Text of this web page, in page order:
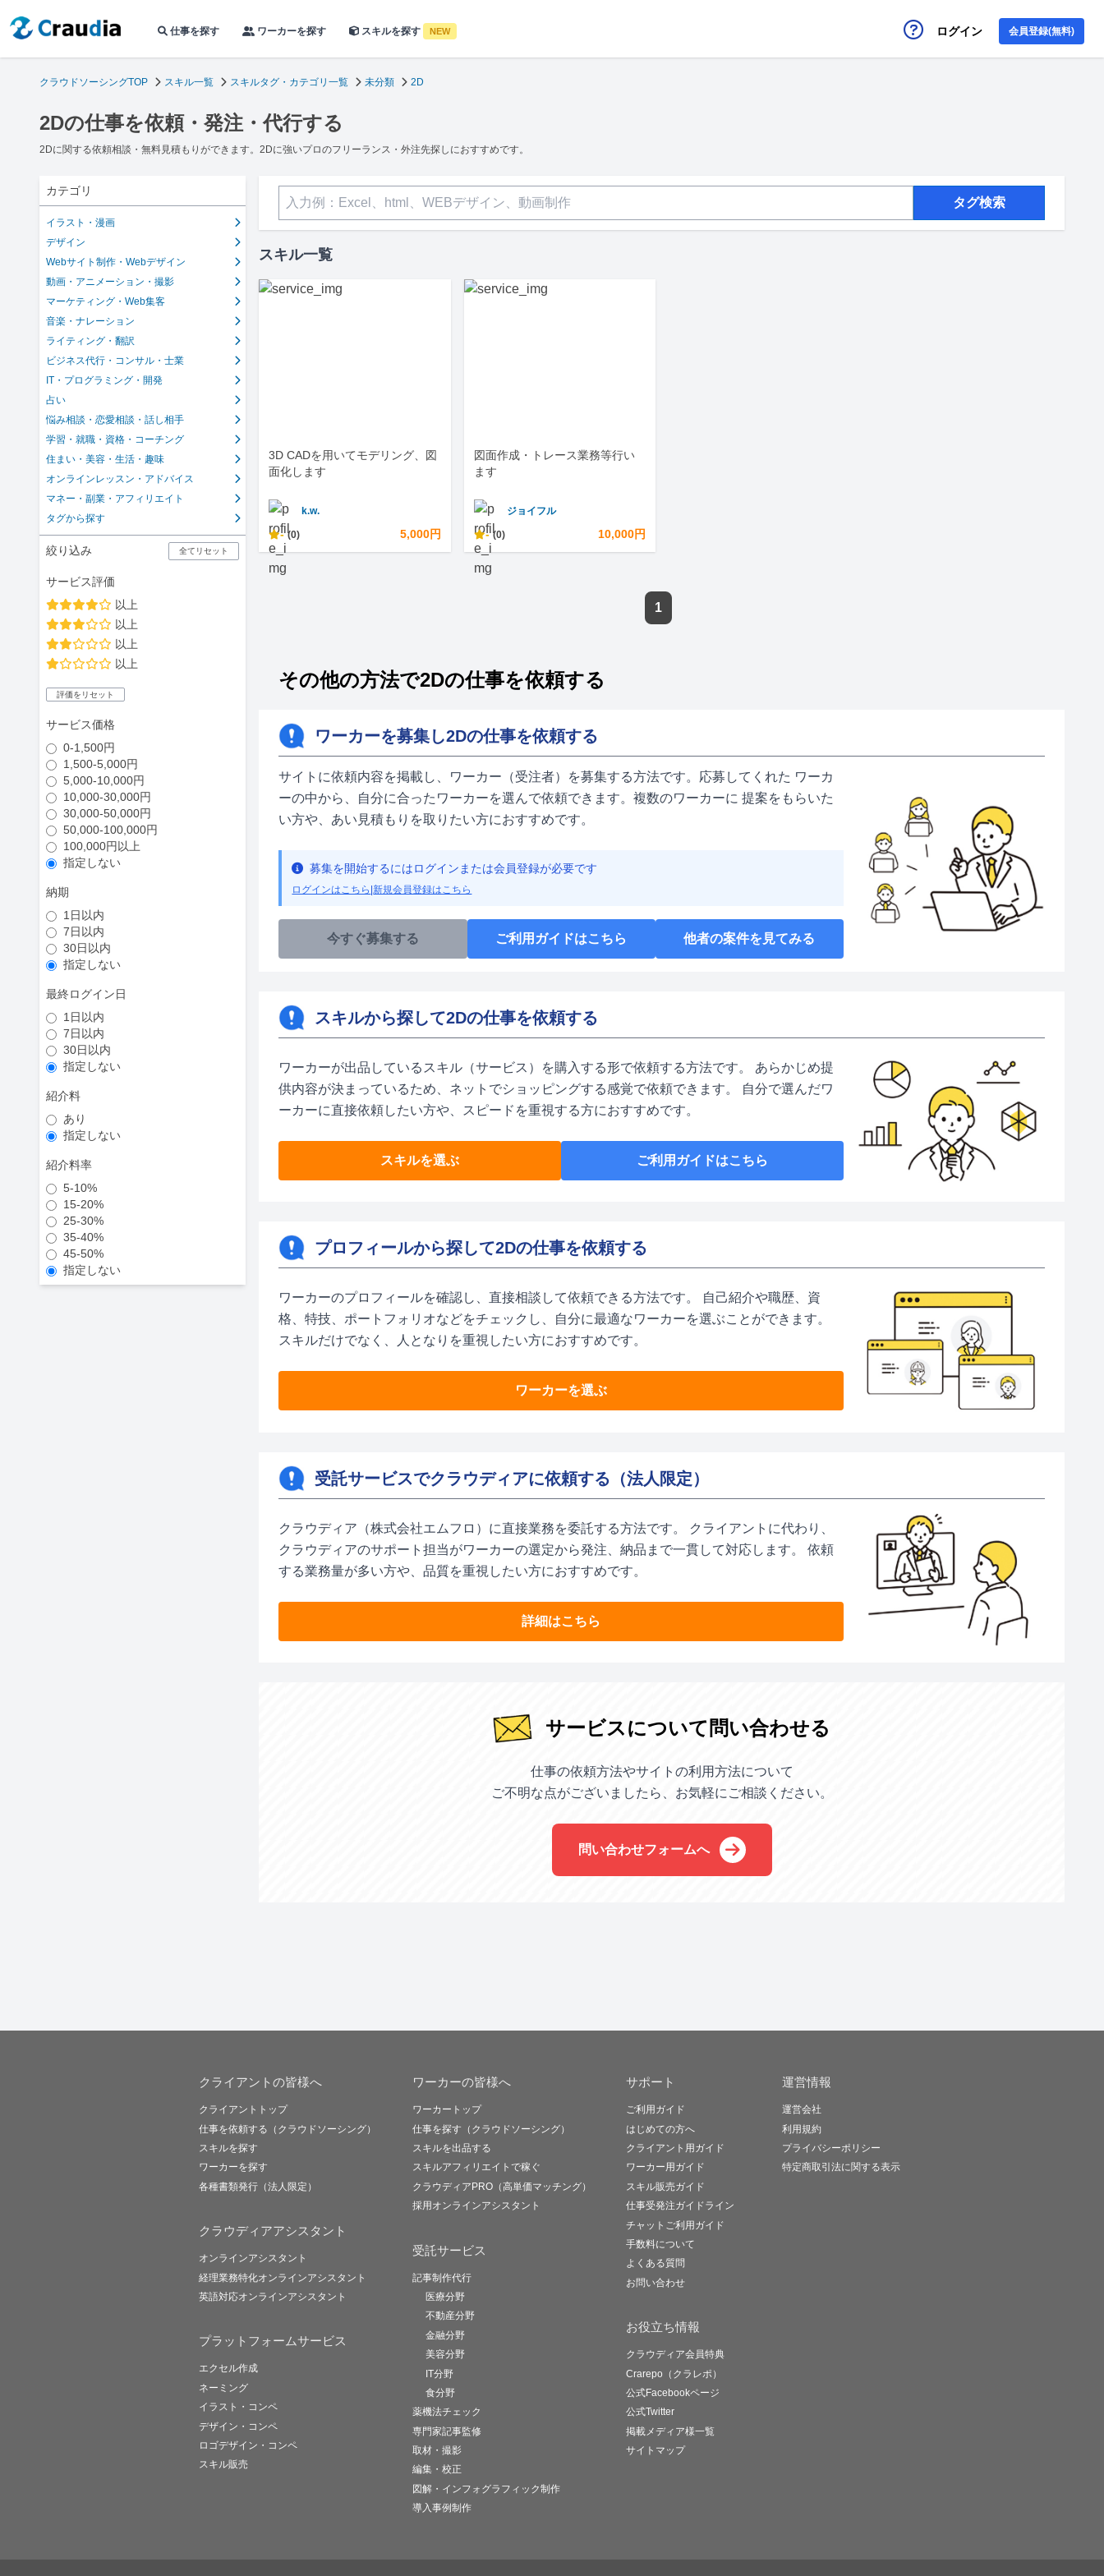
仕事を探す ワーカーを探す スキルを探す NEW ログイン 会員登録(無料)
クラウドソーシングTOP スキル一覧 スキルタグ・カテゴリ一覧 未分類 2D
2Dの仕事を依頼・発注・代行する
2Dに関する依頼相談・無料見積もりができます。2Dに強いプロのフリーランス・外注先探しにおすすめです。
カテゴリ
イラスト・漫画
デザイン
Webサイト制作・Webデザイン
動画・アニメーション・撮影
マーケティング・Web集客
音楽・ナレーション
ライティング・翻訳
ビジネス代行・コンサル・士業
IT・プログラミング・開発
占い
悩み相談・恋愛相談・話し相手
学習・就職・資格・コーチング
住まい・美容・生活・趣味
オンラインレッスン・アドバイス
マネー・副業・アフィリエイト
タグから探す
絞り込み 全てリセット
サービス評価
以上
以上
以上
以上
評価をリセット
サービス価格
0-1,500円
1,500-5,000円
5,000-10,000円
10,000-30,000円
30,000-50,000円
50,000-100,000円
100,000円以上
指定しない
納期
1日以内
7日以内
30日以内
指定しない
最終ログイン日
1日以内
7日以内
30日以内
指定しない
紹介料
あり
指定しない
紹介料率
5-10%
15-20%
25-30%
35-40%
45-50%
指定しない
タグ検索
スキル一覧
3D CADを用いてモデリング、図
面化します
k.w.
- (0) 5,000円
図面作成・トレース業務等行い
ます
ジョイフル
- (0) 10,000円
1
その他の方法で2Dの仕事を依頼する
ワーカーを募集し2Dの仕事を依頼する
サイトに依頼内容を掲載し、ワーカー（受注者）を募集する方法です。応募してくれた ワーカ
ーの中から、自分に合ったワーカーを選んで依頼できます。複数のワーカーに 提案をもらいた
い方や、あい見積もりを取りたい方におすすめです。
募集を開始するにはログインまたは会員登録が必要です
ログインはこちら |新規会員登録はこちら
今すぐ募集する ご利用ガイドはこちら 他者の案件を見てみる
スキルから探して2Dの仕事を依頼する
ワーカーが出品しているスキル（サービス）を購入する形で依頼する方法です。 あらかじめ提
供内容が決まっているため、ネットでショッピングする感覚で依頼できます。 自分で選んだワ
ーカーに直接依頼したい方や、スピードを重視する方におすすめです。
スキルを選ぶ ご利用ガイドはこちら
プロフィールから探して2Dの仕事を依頼する
ワーカーのプロフィールを確認し、直接相談して依頼できる方法です。 自己紹介や職歴、資
格、特技、ポートフォリオなどをチェックし、自分に最適なワーカーを選ぶことができます。
スキルだけでなく、人となりを重視したい方におすすめです。
ワーカーを選ぶ
受託サービスでクラウディアに依頼する（法人限定）
クラウディア（株式会社エムフロ）に直接業務を委託する方法です。 クライアントに代わり、
クラウディアのサポート担当がワーカーの選定から発注、納品まで一貫して対応します。 依頼
する業務量が多い方や、品質を重視したい方におすすめです。
詳細はこちら
サービスについて問い合わせる
仕事の依頼方法やサイトの利用方法について
ご不明な点がございましたら、お気軽にご相談ください。
問い合わせフォームへ
クライアントの皆様へ
クライアントトップ
仕事を依頼する（クラウドソーシング）
スキルを探す
ワーカーを探す
各種書類発行（法人限定）
クラウディアアシスタント
オンラインアシスタント
経理業務特化オンラインアシスタント
英語対応オンラインアシスタント
プラットフォームサービス
エクセル作成
ネーミング
イラスト・コンペ
デザイン・コンペ
ロゴデザイン・コンペ
スキル販売
ワーカーの皆様へ
ワーカートップ
仕事を探す（クラウドソーシング）
スキルを出品する
スキルアフィリエイトで稼ぐ
クラウディアPRO（高単価マッチング）
採用オンラインアシスタント
受託サービス
記事制作代行
医療分野
不動産分野
金融分野
美容分野
IT分野
食分野
薬機法チェック
専門家記事監修
取材・撮影
編集・校正
図解・インフォグラフィック制作
導入事例制作
サポート
ご利用ガイド
はじめての方へ
クライアント用ガイド
ワーカー用ガイド
スキル販売ガイド
仕事受発注ガイドライン
チャットご利用ガイド
手数料について
よくある質問
お問い合わせ
お役立ち情報
クラウディア会員特典
Crarepo（クラレポ）
公式Facebookページ
公式Twitter
掲載メディア様一覧
サイトマップ
運営情報
運営会社
利用規約
プライバシーポリシー
特定商取引法に関する表示